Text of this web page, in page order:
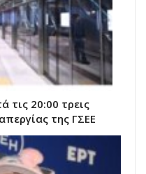
τις 20:00 τρεις
της ΓΣΕΕ